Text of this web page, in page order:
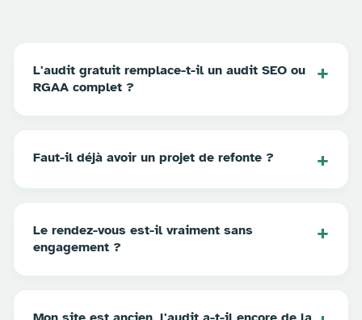
L'audit gratuit remplace-t-il un audit SEO ou
RGAA complet ?
Faut-il déjà avoir un projet de refonte ?
Le rendez-vous est-il vraiment sans
engagement ?